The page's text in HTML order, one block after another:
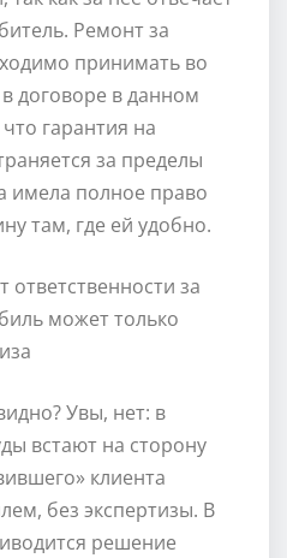
Ремонт за
принимать во
договоре в данном
гарантия на
за пределы
имела полное право
там, где ей удобно.
ответственности за
может только
Увы, нет: в
встают на сторону
клиента
без экспертизы. В
решение